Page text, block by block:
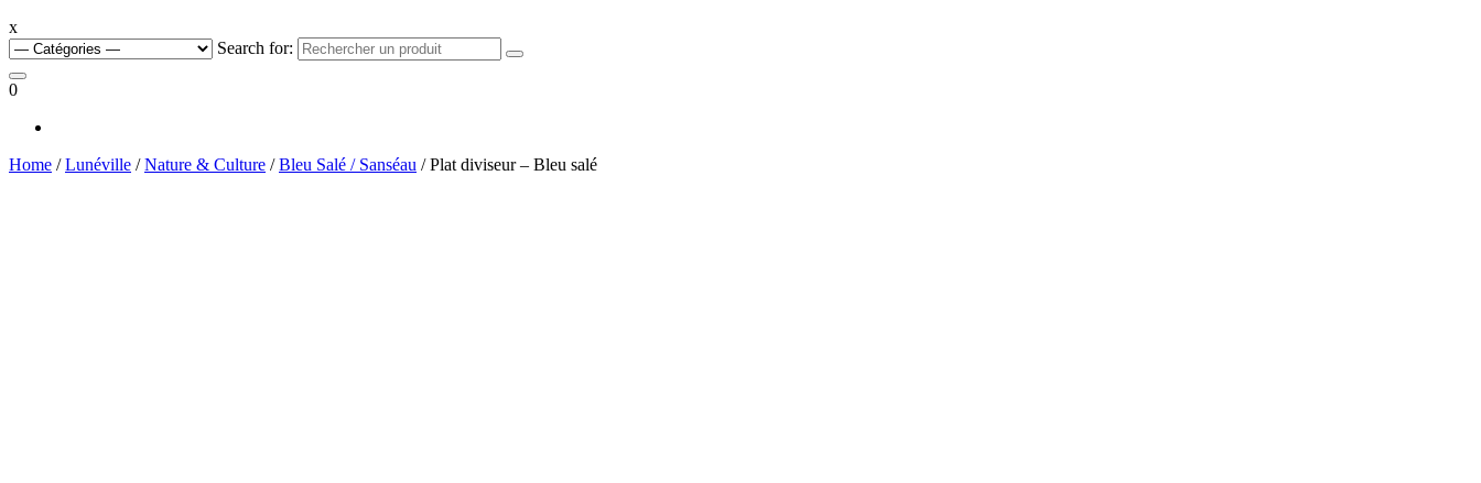
x
Search for:
0
Home /Lunéville /Nature & Culture /Bleu Salé / Sanséau / Plat diviseur – Bleu salé